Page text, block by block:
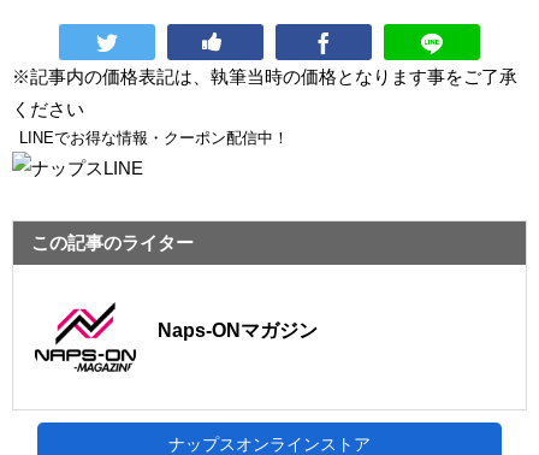
※記事内の価格表記は、執筆当時の価格となります事をご了承
ください
LINEでお得な情報・クーポン配信中！
この記事のライター
Naps-ONマガジン
ナップスオンラインストア